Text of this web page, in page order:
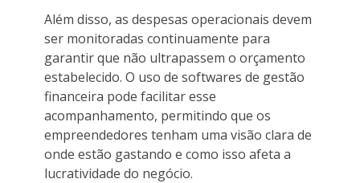
Além disso, as despesas operacionais devem
ser monitoradas continuamente para
garantir que não ultrapassem o orçamento
estabelecido. O uso de softwares de gestão
financeira pode facilitar esse
acompanhamento, permitindo que os
empreendedores tenham uma visão clara de
onde estão gastando e como isso afeta a
lucratividade do negócio.